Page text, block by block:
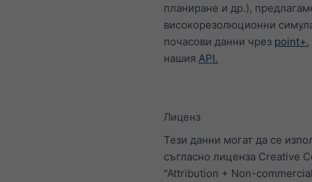
планиране и др.),
високорезолюционни
почасови данни чрез point+,
нашия API.
Лиценз
Тези данни могат да се
съгласно лиценза Creative
"Attribution + Non-